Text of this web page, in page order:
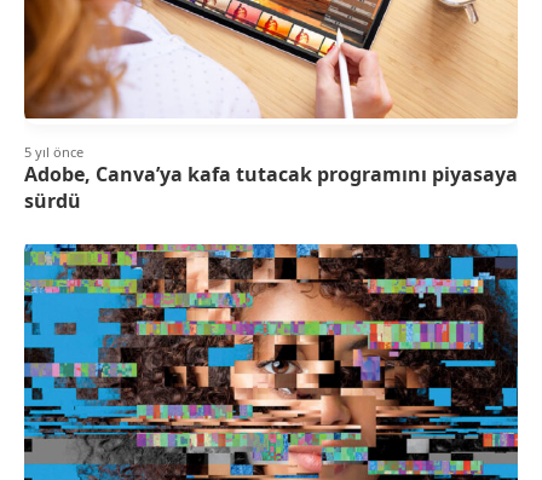
5 yıl önce
Adobe, Canva’ya kafa tutacak programını piyasaya
sürdü